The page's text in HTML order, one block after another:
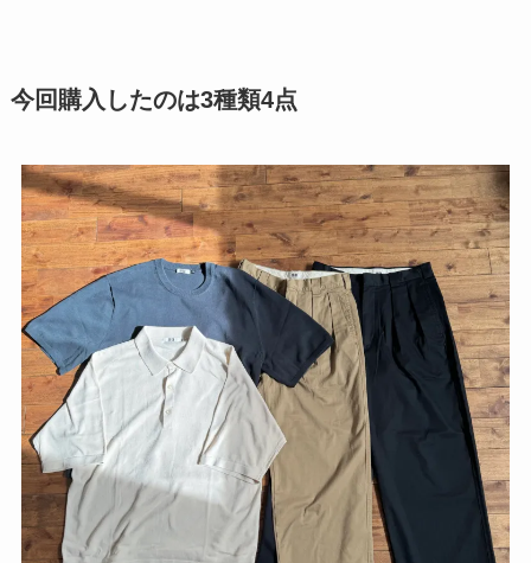
今回購入したのは3種類4点